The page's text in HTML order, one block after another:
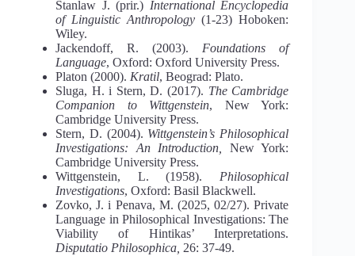
Stanlaw J. (prir.) International Encyclopedia
of Linguistic Anthropology (1-23) Hoboken:
Wiley.
Jackendoff, R. (2003). Foundations of
Language, Oxford: Oxford University Press.
Platon (2000). Kratil, Beograd: Plato.
Sluga, H. i Stern, D. (2017). The Cambridge
Companion to Wittgenstein, New York:
Cambridge University Press.
Stern, D. (2004). Wittgenstein’s Philosophical
Investigations: An Introduction, New York:
Cambridge University Press.
Wittgenstein, L. (1958). Philosophical
Investigations, Oxford: Basil Blackwell.
Zovko, J. i Penava, M. (2025, 02/27). Private
Language in Philosophical Investigations: The
Viability of Hintikas’ Interpretations.
Disputatio Philosophica, 26: 37-49.